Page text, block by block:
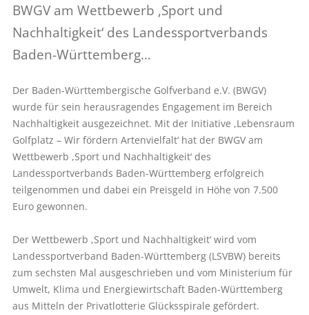
BWGV am Wettbewerb ,Sport und
Nachhaltigkeit‘ des Landessportverbands
Baden-Württemberg…
Der Baden-Württembergische Golfverband e.V. (BWGV)
wurde für sein herausragendes Engagement im Bereich
Nachhaltigkeit ausgezeichnet. Mit der Initiative ,Lebensraum
Golfplatz – Wir fördern Artenvielfalt‘ hat der BWGV am
Wettbewerb ,Sport und Nachhaltigkeit‘ des
Landessportverbands Baden-Württemberg erfolgreich
teilgenommen und dabei ein Preisgeld in Höhe von 7.500
Euro gewonnen.
Der Wettbewerb ,Sport und Nachhaltigkeit‘ wird vom
Landessportverband Baden-Württemberg (LSVBW) bereits
zum sechsten Mal ausgeschrieben und vom Ministerium für
Umwelt, Klima und Energiewirtschaft Baden-Württemberg
aus Mitteln der Privatlotterie Glücksspirale gefördert.